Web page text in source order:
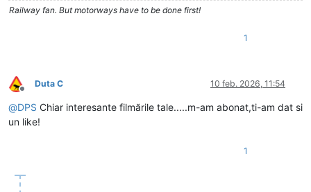
Railway fan. But motorways have to be done first!
1
Deconectat
Duta C 10 feb. 2026, 11:54
@DPS Chiar interesante filmările tale.....m-am abonat,ti-am dat si
un like!
1